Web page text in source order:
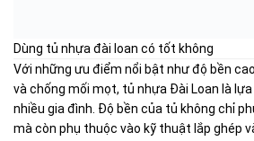
Dùng tủ nhựa đài loan có tốt không
Với những ưu điểm nổi bật như độ bền
và chống mối mọt, tủ nhựa Đài Loan là
nhiều gia đình. Độ bền của tủ không chỉ
mà còn phụ thuộc vào kỹ thuật lắp ghép